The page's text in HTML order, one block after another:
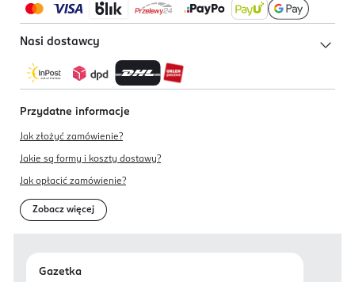
Nasi dostawcy
Przydatne informacje
Jak złożyć zamówienie?
Jakie są formy i koszty dostawy?
Jak opłacić zamówienie?
Zobacz więcej
Gazetka